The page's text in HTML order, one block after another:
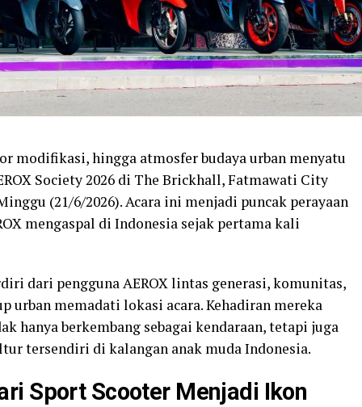
modifikasi, hingga atmosfer budaya urban menyatu
Society 2026 di The Brickhall, Fatmawati City
(21/6/2026). Acara ini menjadi puncak perayaan
mengaspal di Indonesia sejak pertama kali
dari pengguna AEROX lintas generasi, komunitas,
urban memadati lokasi acara. Kehadiran mereka
hanya berkembang sebagai kendaraan, tetapi juga
tersendiri di kalangan anak muda Indonesia.
Sport Scooter Menjadi Ikon